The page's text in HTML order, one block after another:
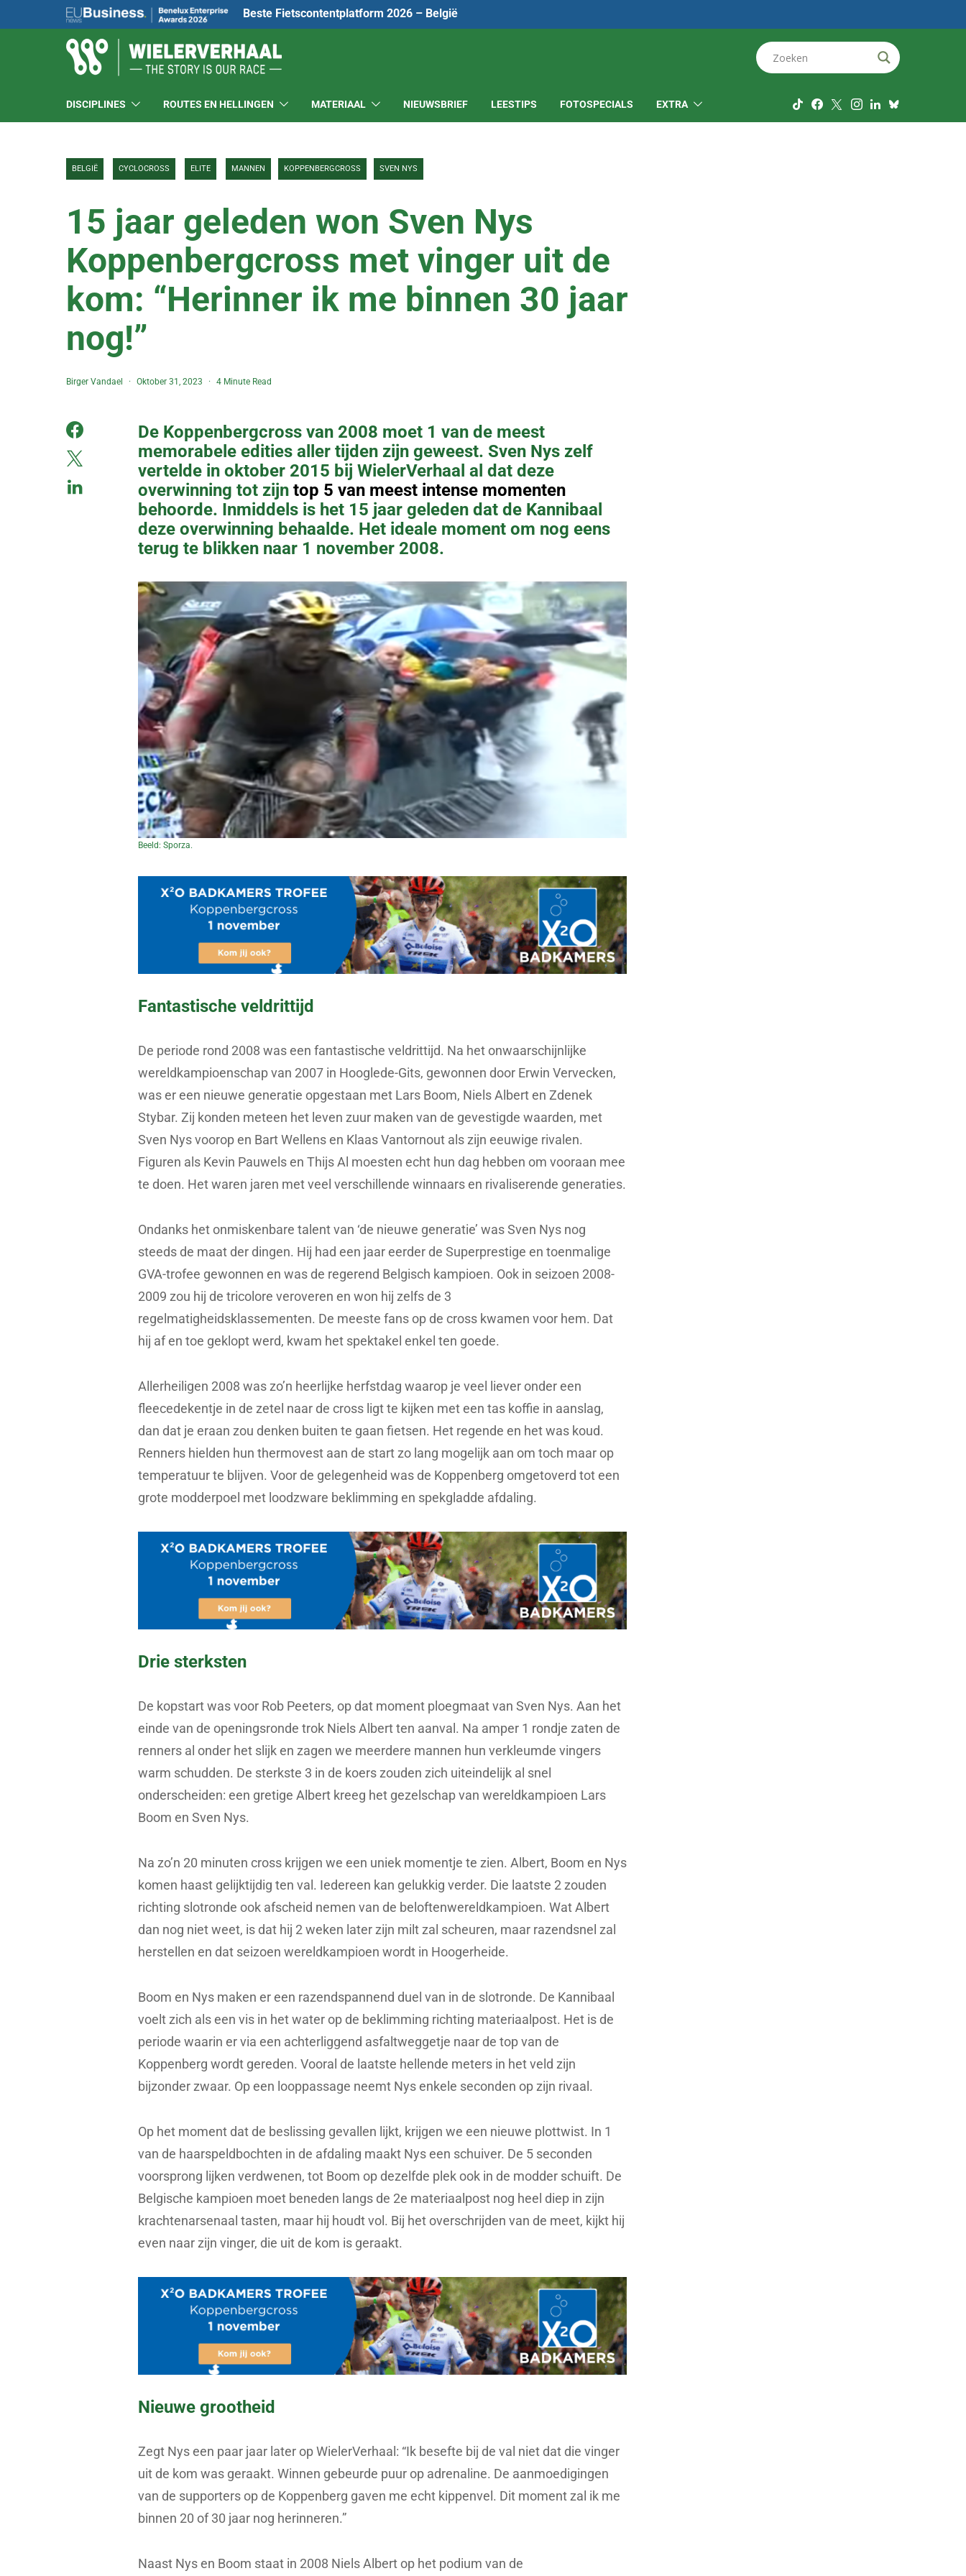
Beste Fietscontentplatform 2026 – België
DISCIPLINES ROUTES EN HELLINGEN MATERIAAL NIEUWSBRIEF LEESTIPS FOTOSPECIALS EXTRA
BELGIË CYCLOCROSS ELITE MANNEN KOPPENBERGCROSS SVEN NYS
15 jaar geleden won Sven Nys
Koppenbergcross met vinger uit de
kom: “Herinner ik me binnen 30 jaar
nog!”
Birger Vandael Oktober 31, 2023 4 Minute Read
De Koppenbergcross van 2008 moet 1 van de meest
memorabele edities aller tijden zijn geweest. Sven Nys zelf
vertelde in oktober 2015 bij WielerVerhaal al dat deze
overwinning tot zijn top 5 van meest intense momenten
behoorde. Inmiddels is het 15 jaar geleden dat de Kannibaal
deze overwinning behaalde. Het ideale moment om nog eens
terug te blikken naar 1 november 2008.
Beeld: Sporza.
Fantastische veldrittijd
De periode rond 2008 was een fantastische veldrittijd. Na het onwaarschijnlijke
wereldkampioenschap van 2007 in Hooglede-Gits, gewonnen door Erwin Vervecken,
was er een nieuwe generatie opgestaan met Lars Boom, Niels Albert en Zdenek
Stybar. Zij konden meteen het leven zuur maken van de gevestigde waarden, met
Sven Nys voorop en Bart Wellens en Klaas Vantornout als zijn eeuwige rivalen.
Figuren als Kevin Pauwels en Thijs Al moesten echt hun dag hebben om vooraan mee
te doen. Het waren jaren met veel verschillende winnaars en rivaliserende generaties.
Ondanks het onmiskenbare talent van ‘de nieuwe generatie’ was Sven Nys nog
steeds de maat der dingen. Hij had een jaar eerder de Superprestige en toenmalige
GVA-trofee gewonnen en was de regerend Belgisch kampioen. Ook in seizoen 2008-
2009 zou hij de tricolore veroveren en won hij zelfs de 3
regelmatigheidsklassementen. De meeste fans op de cross kwamen voor hem. Dat
hij af en toe geklopt werd, kwam het spektakel enkel ten goede.
Allerheiligen 2008 was zo’n heerlijke herfstdag waarop je veel liever onder een
fleecedekentje in de zetel naar de cross ligt te kijken met een tas koffie in aanslag,
dan dat je eraan zou denken buiten te gaan fietsen. Het regende en het was koud.
Renners hielden hun thermovest aan de start zo lang mogelijk aan om toch maar op
temperatuur te blijven. Voor de gelegenheid was de Koppenberg omgetoverd tot een
grote modderpoel met loodzware beklimming en spekgladde afdaling.
Drie sterksten
De kopstart was voor Rob Peeters, op dat moment ploegmaat van Sven Nys. Aan het
einde van de openingsronde trok Niels Albert ten aanval. Na amper 1 rondje zaten de
renners al onder het slijk en zagen we meerdere mannen hun verkleumde vingers
warm schudden. De sterkste 3 in de koers zouden zich uiteindelijk al snel
onderscheiden: een gretige Albert kreeg het gezelschap van wereldkampioen Lars
Boom en Sven Nys.
Na zo’n 20 minuten cross krijgen we een uniek momentje te zien. Albert, Boom en Nys
komen haast gelijktijdig ten val. Iedereen kan gelukkig verder. Die laatste 2 zouden
richting slotronde ook afscheid nemen van de beloftenwereldkampioen. Wat Albert
dan nog niet weet, is dat hij 2 weken later zijn milt zal scheuren, maar razendsnel zal
herstellen en dat seizoen wereldkampioen wordt in Hoogerheide.
Boom en Nys maken er een razendspannend duel van in de slotronde. De Kannibaal
voelt zich als een vis in het water op de beklimming richting materiaalpost. Het is de
periode waarin er via een achterliggend asfaltweggetje naar de top van de
Koppenberg wordt gereden. Vooral de laatste hellende meters in het veld zijn
bijzonder zwaar. Op een looppassage neemt Nys enkele seconden op zijn rivaal.
Op het moment dat de beslissing gevallen lijkt, krijgen we een nieuwe plottwist. In 1
van de haarspeldbochten in de afdaling maakt Nys een schuiver. De 5 seconden
voorsprong lijken verdwenen, tot Boom op dezelfde plek ook in de modder schuift. De
Belgische kampioen moet beneden langs de 2e materiaalpost nog heel diep in zijn
krachtenarsenaal tasten, maar hij houdt vol. Bij het overschrijden van de meet, kijkt hij
even naar zijn vinger, die uit de kom is geraakt.
Nieuwe grootheid
Zegt Nys een paar jaar later op WielerVerhaal: “Ik besefte bij de val niet dat die vinger
uit de kom was geraakt. Winnen gebeurde puur op adrenaline. De aanmoedigingen
van de supporters op de Koppenberg gaven me echt kippenvel. Dit moment zal ik me
binnen 20 of 30 jaar nog herinneren.”
Naast Nys en Boom staat in 2008 Niels Albert op het podium van de